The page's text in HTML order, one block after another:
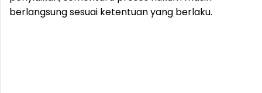
berlangsung sesuai ketentuan yang berlaku.